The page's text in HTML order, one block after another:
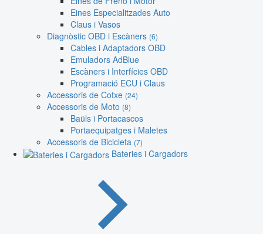
Eines Especialitzades Auto
Claus i Vasos
Diagnòstic OBD i Escàners (6)
Cables i Adaptadors OBD
Emuladors AdBlue
Escàners i Interfícies OBD
Programació ECU i Claus
Accessoris de Cotxe (24)
Accessoris de Moto (8)
Baüls i Portacascos
Portaequipatges i Maletes
Accessoris de Bicicleta (7)
Bateries i Cargadors